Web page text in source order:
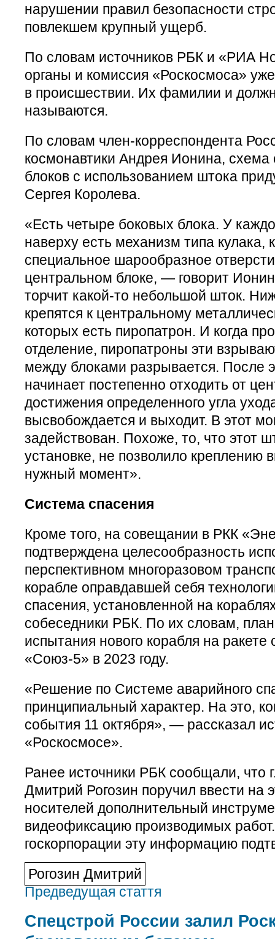
нарушении правил безопасности
повлекшем крупный ущерб.
По словам источников РБК и «РИА
органы и комиссия «Роскосмоса»
в происшествии. Их фамилии и
называются.
По словам член-корреспондента
космонавтики Андрея Ионина,
блоков с использованием штока
Сергея Королева.
«Есть четыре боковых блока. У
наверху есть механизм типа кулака,
специальное шарообразное
центральном блоке, — говорит
торчит какой-то небольшой шток.
крепятся к центральному
которых есть пиропатрон. И когда
отделение, пиропатроны эти
между блоками разрывается. После
начинает постепенно отходить от
достижения определенного угла
высвобождается и выходит. В этот
задействован. Похоже, то, что этот
установке, не позволило креплению
нужный момент»​.
Система спасения
Кроме того, на совещании в РКК
подтверждена целесообразность
перспективном многоразовом
корабле оправдавшей себя
спасения, установленной на
собеседники РБК. По их словам,
испытания нового корабля на ракете
«Союз-5» в 2023 году.
«Решение по Системе аварийного
принципиальный характер. На это,
события 11 октября», — рассказал
«Роскосмосе».
Ранее источники РБК сообщали, что
Дмитрий Рогозин поручил ввести на
носителей дополнительный
видеофиксацию производимых
госкорпорации эту информацию
Рогозин Дмитрий
Предведущая стаття
Спецстрой России залил